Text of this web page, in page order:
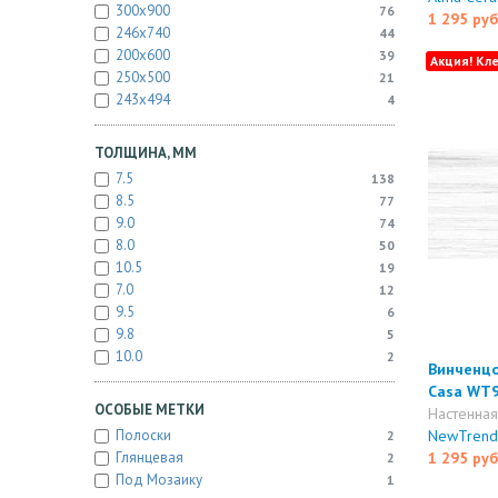
300x900 76
246x740 44
200x600 39
250x500 21
243x494 4
ТОЛЩИНА, ММ
7.5
138
8.5 77
9.0 74
8.0 50
10.5 19
7.0 12
9.5 6
9.8 5
10.0 2
ОСОБЫЕ МЕТКИ
Полоски
2
Глянцевая 2
Под Мозаику 1
1 295
Акция!
Casa
1 295